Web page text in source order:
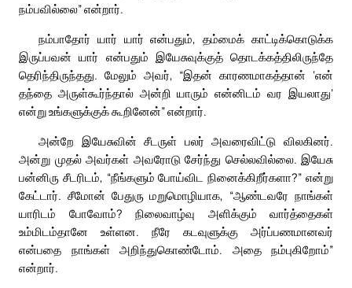
நம்பவில்லை” என்றார்.
நம்பாதோர் யார் யார் என்பதும், தம்மைக் காட்டிக்கொடுக்க
இருப்பவன் யார் என்பதும் இயேசுவுக்குத் தொடக்கத்திலிருந்தே
தெரிந்திருந்தது. மேலும் அவர், “இதன் காரணமாகத்தான் ‘என்
தந்தை அருள்கூர்ந்தால் அன்றி யாரும் என்னிடம் வர இயலாது’
என்று உங்களுக்குக் கூறினேன்” என்றார்.
அன்றே இயேசுவின் சீடருள் பலர் அவரைவிட்டு விலகினர்.
அன்று முதல் அவர்கள் அவரோடு சேர்ந்து செல்லவில்லை. இயேசு
பன்னிரு சீடரிடம், “நீங்களும் போய்விட நினைக்கிறீர்களா?” என்று
கேட்டார். சீமோன் பேதுரு மறுமொழியாக, “ஆண்டவரே நாங்கள்
யாரிடம் போவோம்? நிலைவாழ்வு அளிக்கும் வார்த்தைகள்
உம்மிடம்தானே உள்ளன. நீரே கடவுளுக்கு அர்ப்பணமானவர்
என்பதை நாங்கள் அறிந்துகொண்டோம். அதை நம்புகிறோம்”
என்றார்.